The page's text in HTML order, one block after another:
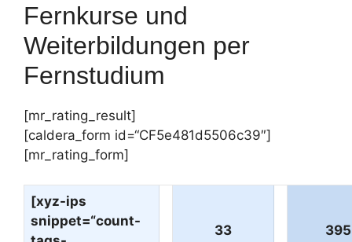
Fernkurse und
Weiterbildungen per
Fernstudium
[mr_rating_result]
[caldera_form id=“CF5e481d5506c39″]
[mr_rating_form]
[xyz-ips
snippet=“count-
33
395